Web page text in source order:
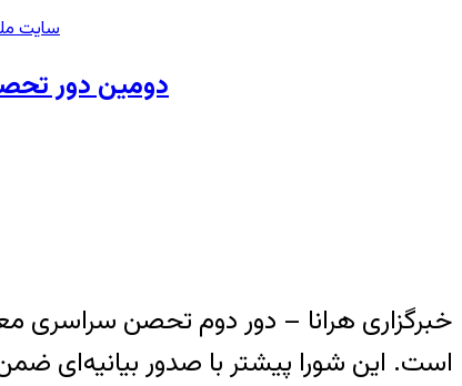
سایت
دومین دور
خبرگزاری هرانا – دور دوم تحصن سراسری
است. این شورا پیشتر با صدور بیانیه‌ای